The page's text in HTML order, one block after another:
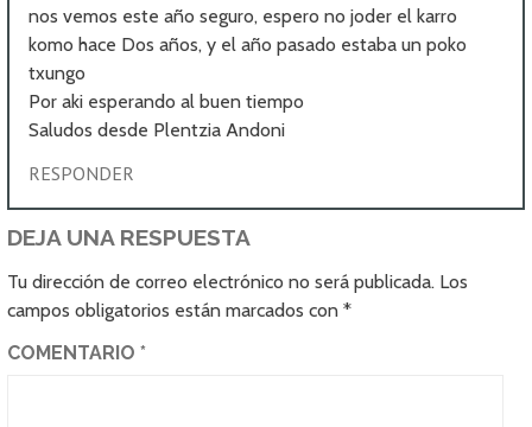
nos vemos este año seguro, espero no joder el karro
komo hace Dos años, y el año pasado estaba un poko
txungo
Por aki esperando al buen tiempo
Saludos desde Plentzia Andoni
RESPONDER
DEJA UNA RESPUESTA
Tu dirección de correo electrónico no será publicada. Los
campos obligatorios están marcados con*
COMENTARIO*